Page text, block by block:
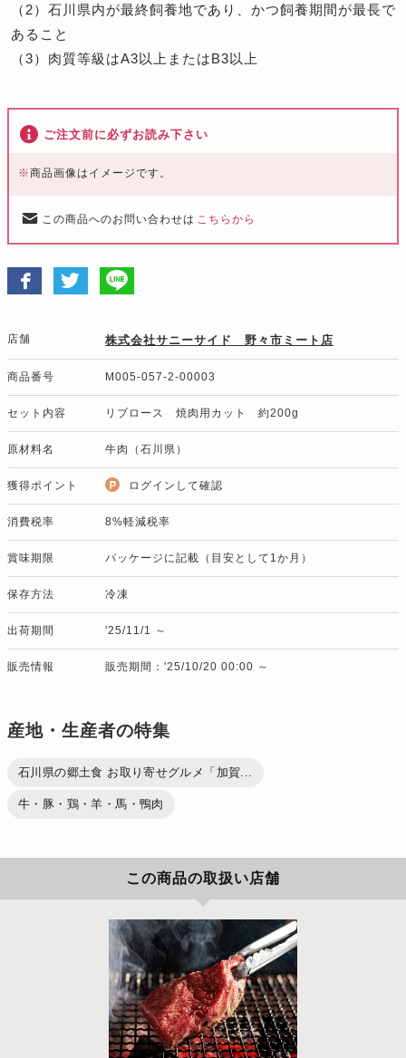
（2）石川県内が最終飼養地であり、かつ飼養期間が最長で
あること
（3）肉質等級はA3以上またはB3以上
ご注文前に必ずお読み下さい
※商品画像はイメージです。
この商品へのお問い合わせは こちらから
店舗 株式会社サニーサイド 野々市ミート店
商品番号 M005-057-2-00003
セット内容 リブロース 焼肉用カット 約200g
原材料名 牛肉（石川県）
獲得ポイント ログインして確認
消費税率 8%軽減税率
賞味期限 パッケージに記載（目安として1か月）
保存方法 冷凍
出荷期間 '25/11/1 ～
販売情報 販売期間：'25/10/20 00:00 ～
産地・生産者の特集
石川県の郷土食 お取り寄せグルメ「加賀...
牛・豚・鶏・羊・馬・鴨肉
この商品の取扱い店舗